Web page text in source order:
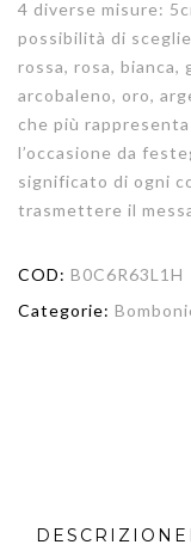
4 diverse misure:
possibilità di
rossa, rosa, bianca,
arcobaleno, oro,
che più
l’occasione da
significato di ogni
trasmettere il
COD: B0C6R63L1H
Categorie:
DESCRIZIONE